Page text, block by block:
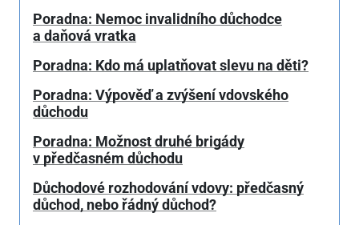
Poradna: Nemoc invalidního důchodce
a daňová vratka
Poradna: Kdo má uplatňovat slevu na děti?
Poradna: Výpověď a zvýšení vdovského
důchodu
Poradna: Možnost druhé brigády
v předčasném důchodu
Důchodové rozhodování vdovy: předčasný
důchod, nebo řádný důchod?